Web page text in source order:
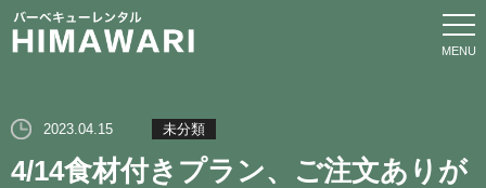
サービス
2023.04.15 未分類
4/14食材付きプラン、ご注文ありが